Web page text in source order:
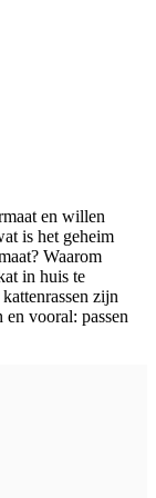
en willen
is het geheim
Waarom
in huis te
zijn
vooral: passen